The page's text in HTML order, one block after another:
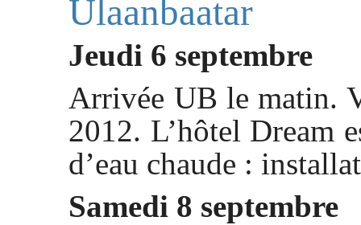
Ulaanbaatar
Jeudi 6 septembre
Arrivée UB le matin.
2012. L’hôtel Dream
d’eau chaude :
Samedi 8 septembre